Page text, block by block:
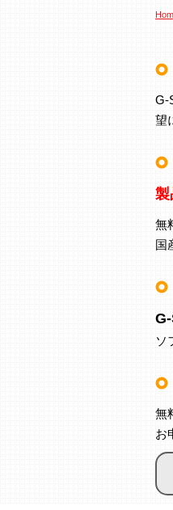
G-
望
製
無
国
ソ
無
お